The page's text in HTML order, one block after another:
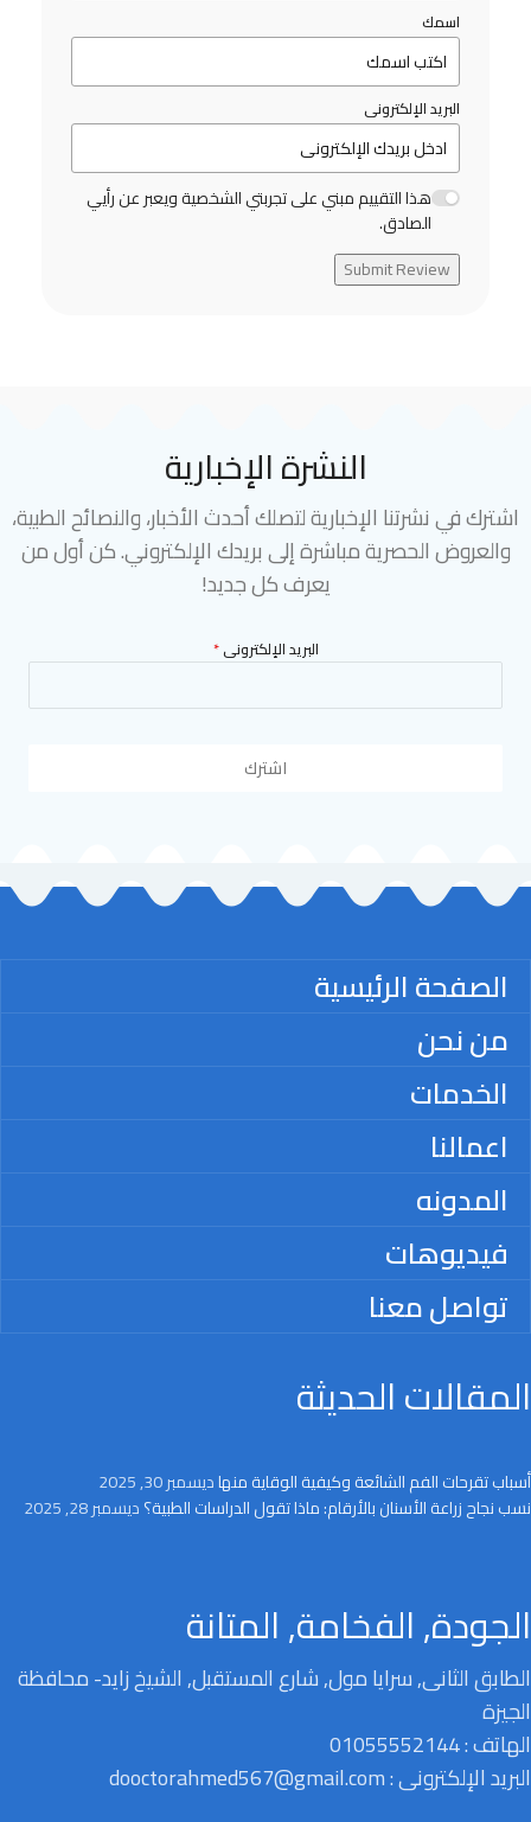
اسمك
البريد الإلكترونى
هذا التقييم مبني على تجربتي الشخصية ويعبر عن رأيي
الصادق.
Submit Review
النشرة الإخبارية
اشترك في نشرتنا الإخبارية لتصلك أحدث الأخبار، والنصائح الطبية،
والعروض الحصرية مباشرة إلى بريدك الإلكتروني. كن أول من
يعرف كل جديد!
البريد الإلكترونى*
اشترك
الصفحة الرئيسية
من نحن
الخدمات
اعمالنا
المدونه
فيديوهات
تواصل معنا
المقالات الحديثة
أسباب تقرحات الفم الشائعة وكيفية الوقاية منهاديسمبر 30, 2025
نسب نجاح زراعة الأسنان بالأرقام: ماذا تقول الدراسات الطبية؟ديسمبر 28, 2025
الجودة, الفخامة, المتانة
الطابق الثانى, سرايا مول, شارع المستقبل, الشيخ زايد- محافظة
الجيزة
الهاتف : 01055552144
البريد الإلكترونى : dooctorahmed567@gmail.com